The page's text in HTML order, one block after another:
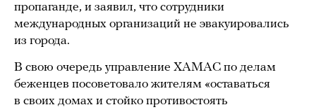
пропаганде, и заявил, что сотрудники
международных организаций не эвакуировались
из города.
В свою очередь управление ХАМАС по делам
беженцев посоветовало жителям «оставаться
в своих домах и стойко противостоять